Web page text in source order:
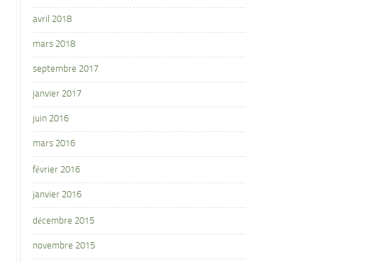
avril 2018
mars 2018
septembre 2017
janvier 2017
juin 2016
mars 2016
février 2016
janvier 2016
décembre 2015
novembre 2015